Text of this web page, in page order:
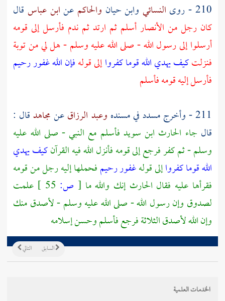
210 - روى
النسائي وابن حيان والحاكم عنابن عباس قال
كان رجل من الأنصارأسلم ثم ارتد ثم ندم فأرسل إلى قومه
أرسلوا إلى رسول الله - صلى الله عليه وسلم - هل لي من توبة
فنزلتكيف يهدي الله قوما كفرواإلى قولهفإن الله غفور رحيم
فأرسل إليه قومه فأسلم
211 - وأخرج
مسددفي مسنده وعبد الرزاقعنمجاهدقال :
قال جاء الحارث ابن سويد فأسلم مع النبي - صلى الله عليه
وسلم - ثم كفر فرجع إلى قومه فأنزل الله فيه القرآنكيف يهدي
الله قوما كفرواإلى قولهغفور رحيمفحملها إليه رجل من قومه
فقرأها عليه فقال الحارثإنك والله ما [ ص:
علمت
لصدوق وإن رسول الله - صلى الله عليه وسلم - لأصدق منك
وإن الله لأصدق الثلاثة فرجع فأسلم وحسن إسلامه
التالي السابق
الخدمات العلمية